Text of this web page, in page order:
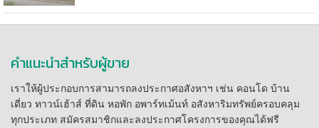
คำแนะนำสำหรับผู้ขาย
เราให้ผู้ประกอบการสามารถลงประกาศอสังหาฯ เช่น คอนโด บ้าน
เดี่ยว ทาวน์เฮ้าส์ ที่ดิน หอพัก อพาร์ทเม้นท์ อสังหาริมทรัพย์ครอบคลุม
ทุกประเภท สมัครสมาชิกและลงประกาศโครงการของคุณได้ฟรี